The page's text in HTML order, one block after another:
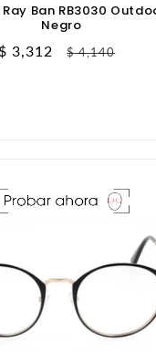
Ban RB3030
Negro
Precio
$ 3,312
Precio
$ 4,140